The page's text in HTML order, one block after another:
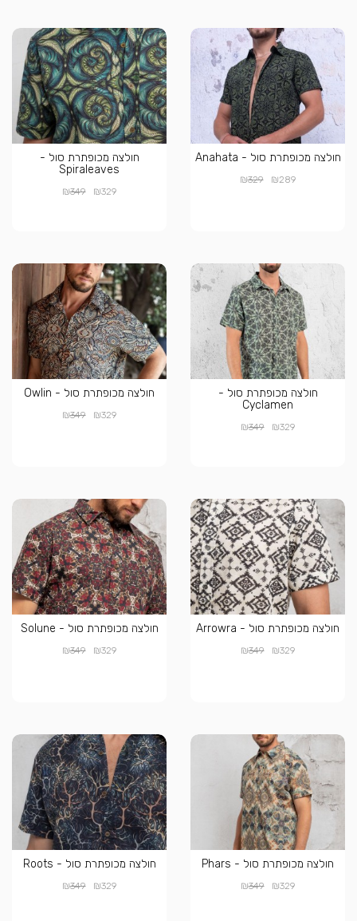
חולצה מכופתרת סול - Anahata
₪289
₪329
חולצה מכופתרת סול -
Spiraleaves
₪329
₪349
חולצה מכופתרת סול -
Cyclamen
₪329
₪349
חולצה מכופתרת סול - Owlin
₪329
₪349
חולצה מכופתרת סול - Arrowra
₪329
₪349
חולצה מכופתרת סול - Solune
₪329
₪349
חולצה מכופתרת סול - Phars
₪329
₪349
חולצה מכופתרת סול - Roots
₪329
₪349